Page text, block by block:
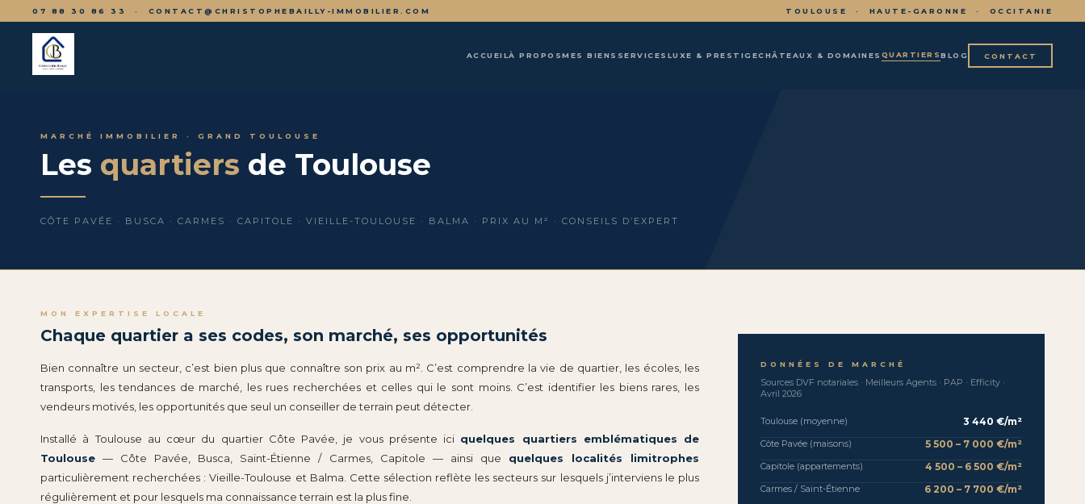
07 88 30 86 33 · CONTACT@CHRISTOPHEBAILLY-IMMOBILIER.COM TOULOUSE · HAUTE-GARONNE · OCCITANIE
ACCUEILÀ PROPOSMES BIENS SERVICES LUXE & PRESTIGECHÂTEAUX & DOMAINES QUARTIERSBLOG CONTACT
MARCHÉ IMMOBILIER · GRAND TOULOUSE
Les quartiers de Toulouse
CÔTE PAVÉE · BUSCA · CARMES · CAPITOLE · VIEILLE-TOULOUSE · BALMA · PRIX AU M² · CONSEILS D’EXPERT
MON EXPERTISE LOCALE
Chaque quartier a ses codes, son marché, ses opportunités
Bien connaître un secteur, c’est bien plus que connaître son prix au m². C’est comprendre la vie de quartier, les écoles, les
transports, les tendances de marché, les rues recherchées et celles qui le sont moins. C’est identifier les biens rares, les
vendeurs motivés, les opportunités que seul un conseiller de terrain peut détecter.
Installé à Toulouse au cœur du quartier Côte Pavée, je vous présente ici quelques quartiers emblématiques de
Toulouse — Côte Pavée, Busca, Saint-Étienne / Carmes, Capitole — ainsi que quelques localités limitrophes
particulièrement recherchées : Vieille-Toulouse et Balma. Cette sélection reflète les secteurs sur lesquels j’interviens le plus
régulièrement et pour lesquels ma connaissance terrain est la plus fine.
DONNÉES DE MARCHÉ
Sources DVF notariales · Meilleurs Agents · PAP · Efficity ·
Avril 2026
Toulouse (moyenne) 3 440 €/m²
Côte Pavée (maisons) 5 500 – 7 000 €/m²
Capitole (appartements) 4 500 – 6 500 €/m²
Carmes / Saint-Étienne 6 200 – 7 700 €/m²